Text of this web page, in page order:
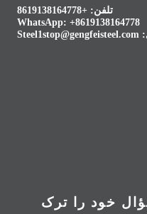
تلفن: +8619138164778
WhatsApp: +8619138164778
Steel1stop@gengfeisteel.com
خود را ترک